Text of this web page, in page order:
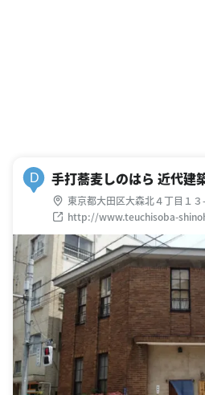
D 手打蕎麦しのはら 近代建
東京都大田区大森北４丁目１
http://www.teuchisoba-